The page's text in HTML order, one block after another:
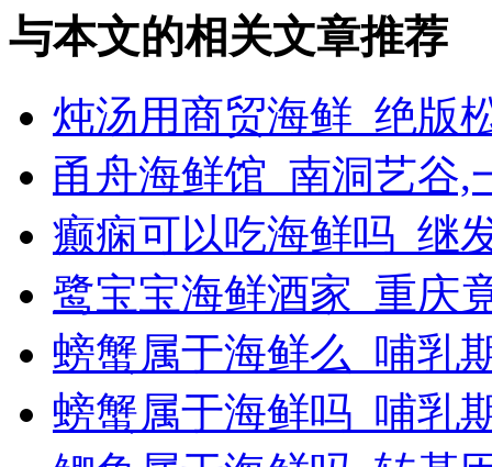
与本文的相关文章推荐
炖汤用商贸海鲜_绝版
甬舟海鲜馆_南洞艺谷,
癫痫可以吃海鲜吗_继
鹭宝宝海鲜酒家_重庆
螃蟹属于海鲜么_哺乳
螃蟹属于海鲜吗_哺乳